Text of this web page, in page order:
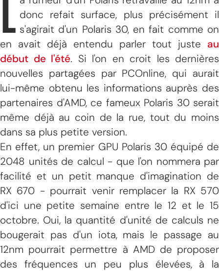
donc refait surface, plus précisément il
s'agirait d'un Polaris 30, en fait comme on
en avait déjà entendu parler tout juste au
début de l'été. Si l'on en croit les dernières
nouvelles partagées par PCOnline, qui aurait
lui-même obtenu les informations auprès des
partenaires d'AMD, ce fameux Polaris 30 serait
même déjà au coin de la rue, tout du moins
dans sa plus petite version.
En effet, un premier GPU Polaris 30 équipé de
2048 unités de calcul - que l'on nommera par
facilité et un petit manque d'imagination de
RX 670 - pourrait venir remplacer la RX 570
d'ici une petite semaine entre le 12 et le 15
octobre. Oui, la quantité d'unité de calculs ne
bougerait pas d'un iota, mais le passage au
12nm pourrait permettre à AMD de proposer
des fréquences un peu plus élevées, à la